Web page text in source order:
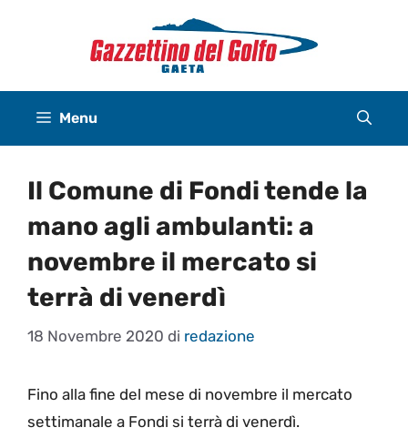
Menu
Il Comune di Fondi tende la
mano agli ambulanti: a
novembre il mercato si
terrà di venerdì
18 Novembre 2020 di redazione
Fino alla fine del mese di novembre il mercato
settimanale a Fondi si terrà di venerdì.